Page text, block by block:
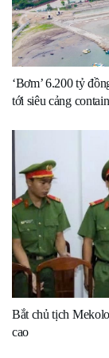
‘Bơm’ 6.200 tỷ
tới siêu cảng
Bắt chủ tịch
cao